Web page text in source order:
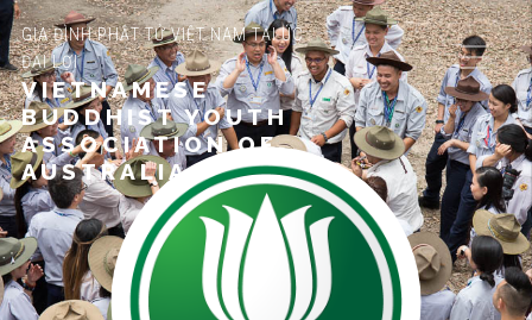
GIA ĐÌNH PHẬT TỬ VIỆT NAM TẠI ÚC
ĐẠI LỢI
VIETNAMESE
BUDDHIST YOUTH
ASSOCIATION OF
AUSTRALIA